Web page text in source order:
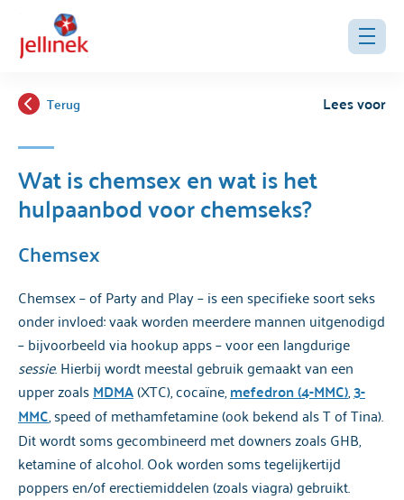
Terug Lees voor
Wat is chemsex en wat is het
hulpaanbod voor chemseks?
Chemsex
Chemsex – of Party and Play – is een specifieke soort seks
onder invloed: vaak worden meerdere mannen uitgenodigd
– bijvoorbeeld via hookup apps – voor een langdurige
sessie. Hierbij wordt meestal gebruik gemaakt van een
upper zoalsMDMA(XTC), cocaïne,mefedron (4-MMC),3-
MMC, speed of methamfetamine (ook bekend als T of Tina).
Dit wordt soms gecombineerd met downers zoals GHB,
ketamine of alcohol. Ook worden soms tegelijkertijd
poppers en/of erectiemiddelen (zoals viagra) gebruikt.